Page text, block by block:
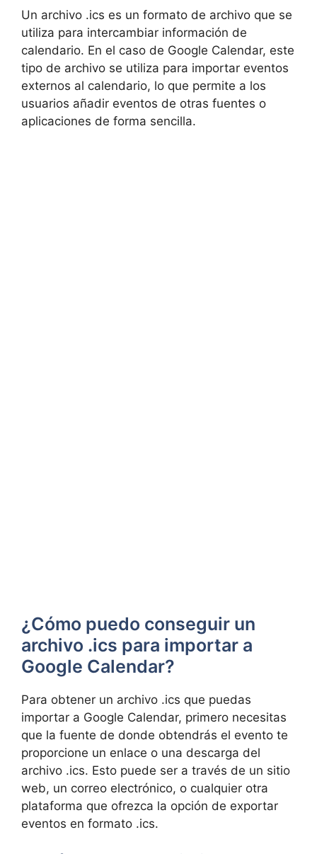
Un archivo .ics es un formato de archivo que se
utiliza para intercambiar información de
calendario. En el caso de Google Calendar, este
tipo de archivo se utiliza para importar eventos
externos al calendario, lo que permite a los
usuarios añadir eventos de otras fuentes o
aplicaciones de forma sencilla.
¿Cómo puedo conseguir un
archivo .ics para importar a
Google Calendar?
Para obtener un archivo .ics que puedas
importar a Google Calendar, primero necesitas
que la fuente de donde obtendrás el evento te
proporcione un enlace o una descarga del
archivo .ics. Esto puede ser a través de un sitio
web, un correo electrónico, o cualquier otra
plataforma que ofrezca la opción de exportar
eventos en formato .ics.